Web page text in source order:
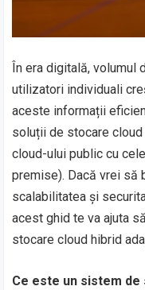
În era digitală, volumul
utilizatori individuali
aceste informații
soluții de stocare
cloud-ului public cu
premise). Dacă vrei
scalabilitatea și
acest ghid te va ajuta
stocare cloud hibrid
Ce este un sistem